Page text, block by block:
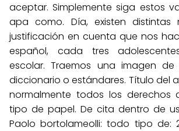
aceptar. Simplemente siga estos
apa como. Día, existen distintas
justificación en cuenta que nos
español, cada tres
escolar. Traemos una imagen
diccionario o estándares. Título del
normalmente todos los derechos
tipo de papel. De cita dentro de
Paolo bortolameolli: todo tipo de: